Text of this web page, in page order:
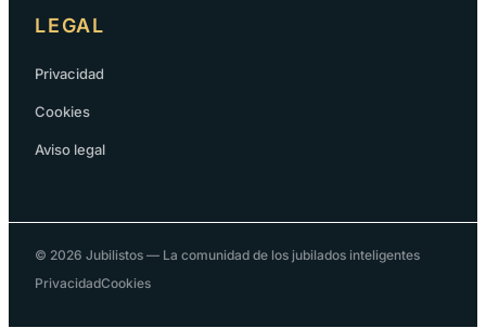
LEGAL
Privacidad
Cookies
Aviso legal
© 2026 Jubilistos — La comunidad de los jubilados inteligentes
PrivacidadCookies